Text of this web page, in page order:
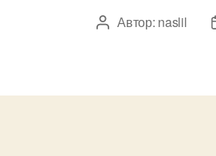
Автор
Автор: naslil